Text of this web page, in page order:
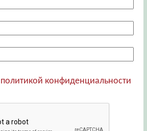
политикой конфиденциальности